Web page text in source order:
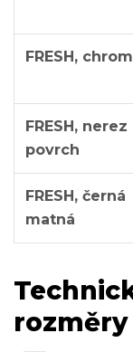
FRESH, chrom
FRESH, nerez
povrch
FRESH, černá
matná
rozměry